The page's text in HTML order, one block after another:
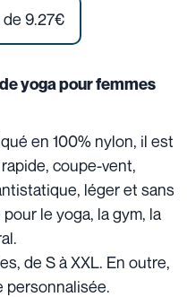
9.27€
yoga pour femmes
en 100% nylon, il est
coupe-vent,
léger et sans
le yoga, la gym, la
de S à XXL. En outre,
personnalisée.